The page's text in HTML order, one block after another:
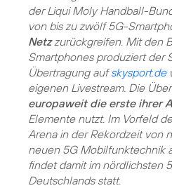
der Liqui Moly Handball-
von bis zu zwölf 5G-
Netzzurückgreifen. Mit den
Smartphones produziert der
Übertragung aufskysport.de
eigenen Livestream. Die
europaweit die erste ihrer
Elemente nutzt. Im Vorfeld
Arena in der Rekordzeit von
neuen 5G Mobilfunktechnik
findet damit im nördlichsten
Deutschlands statt.